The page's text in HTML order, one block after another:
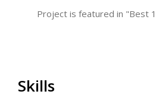
Project is featured in "Best
Skills